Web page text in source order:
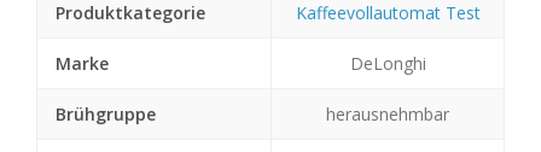
Produktkategorie Kaffeevollautomat Test
Marke DeLonghi
Brühgruppe herausnehmbar